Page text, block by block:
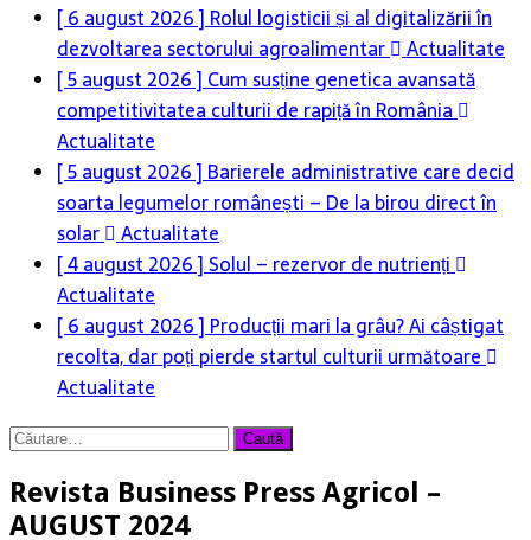
[ 5 august 2026 ] Cum susține genetica avansată
competitivitatea culturii de rapiță în România
Actualitate
[ 5 august 2026 ] Barierele administrative care decid
soarta legumelor românești – De la birou direct în
solar Actualitate
[ 4 august 2026 ]Solul – rezervor de nutrienți
Actualitate
[ 6 august 2026 ] Producții mari la grâu? Ai câștigat
recolta, dar poți pierde startul culturii următoare
Actualitate
[ 6 august 2026 ]Rolul logisticii și al digitalizării în
dezvoltarea sectorului agroalimentar
Revista Business Press Agricol –
6 august 2024 Business Agricol